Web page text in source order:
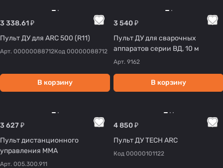
3 338.61 ₽
Пульт ДУ для ARC 500 (R11)
Арт. 00000088712Код 00000088712
В корзину
3 540 ₽
Пульт ДУ для сварочных
аппаратов серии ВД, 10 м
Арт. 9162
В корзину
3 627 ₽
Пульт дистанционного
управления ММА
Арт. 005.300.911
4 850 ₽
Пульт ДУ TECH ARC
Код 00000101122